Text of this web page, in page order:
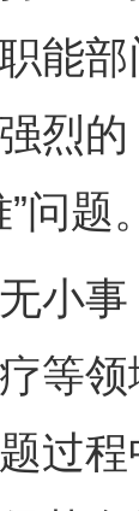
能
烈
问题。
事
等
过